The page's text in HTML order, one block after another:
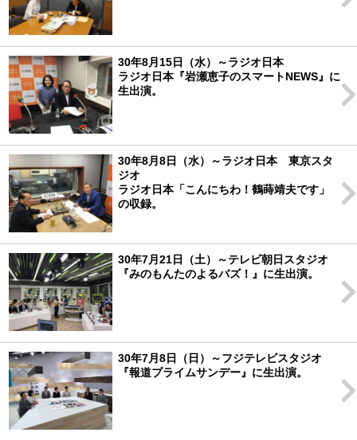
30年8月15日（水）～ラジオ日本
ラジオ日本『岩瀬恵子のスマートNEWS』に
生出演。
30年8月8日（水）～ラジオ日本 東京スタ
ジオ
ラジオ日本「こんにちわ！鶴蒔靖夫です」
の収録。
30年7月21日（土）～テレビ朝日スタジオ
『みのもんたのよるバズ！』に生出演。
30年7月8日（日）～フジテレビスタジオ
『報道プライムサンデー』に生出演。